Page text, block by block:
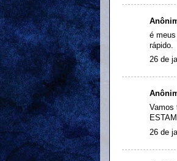
é
rápido.
26 de
Vamos
26 de